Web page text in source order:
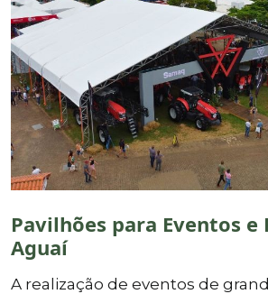
Pavilhões para Eventos e
Aguaí
A realização de eventos de